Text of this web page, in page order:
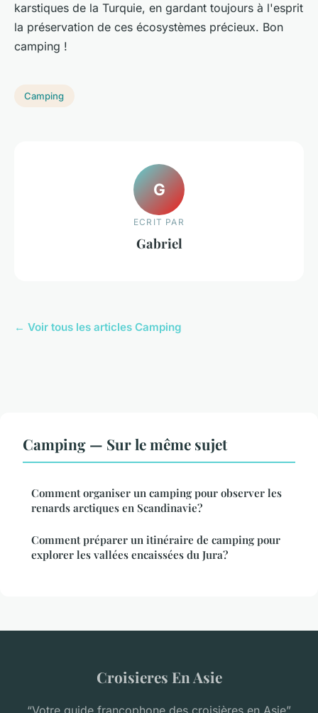
karstiques de la Turquie, en gardant toujours à l'esprit
la préservation de ces écosystèmes précieux. Bon
camping !
Camping
G
ECRIT PAR
Gabriel
← Voir tous les articles Camping
Camping — Sur le même sujet
Comment organiser un camping pour observer les
renards arctiques en Scandinavie?
Comment préparer un itinéraire de camping pour
explorer les vallées encaissées du Jura?
Croisieres En Asie